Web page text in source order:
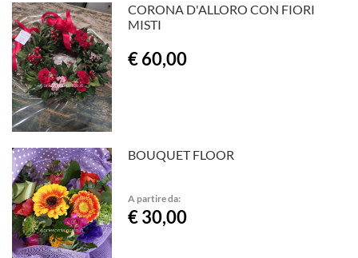
CORONA D'ALLORO CON FIORI
MISTI
€ 60,00
BOUQUET FLOOR
A partire da:
€ 30,00